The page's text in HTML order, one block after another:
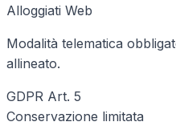
Alloggiati Web
Modalità telematica
allineato.
GDPR Art. 5
Conservazione limitata